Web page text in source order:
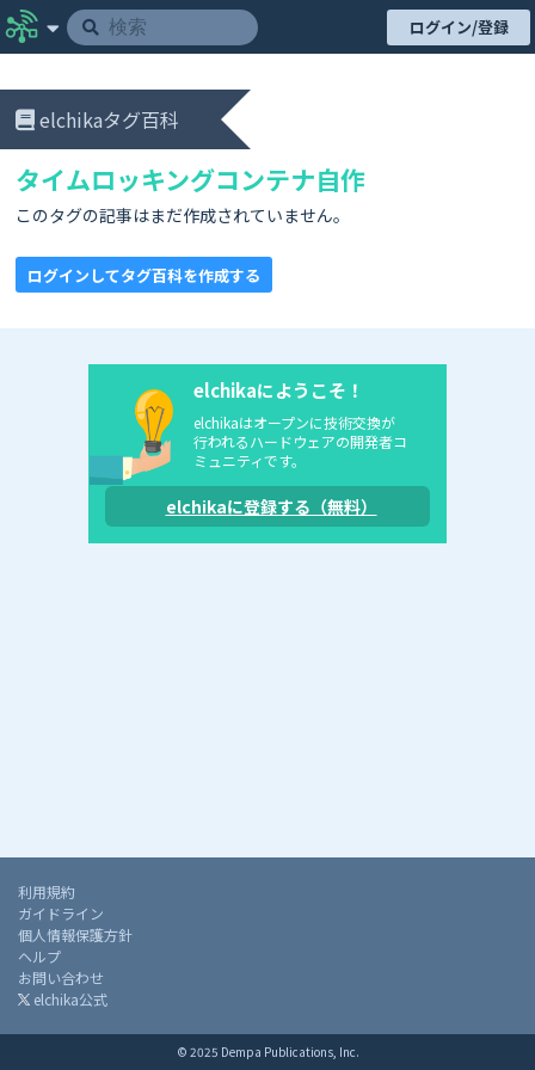
ログイン/登録
elchikaタグ百科
タイムロッキングコンテナ自作
このタグの記事はまだ作成されていません。
ログインしてタグ百科を作成する
elchikaにようこそ！
elchikaはオープンに技術交換が
行われるハードウェアの開発者コ
ミュニティです。
elchikaに登録する（無料）
利用規約
ガイドライン
個人情報保護方針
ヘルプ
お問い合わせ
elchika公式
© 2025 Dempa Publications, Inc.